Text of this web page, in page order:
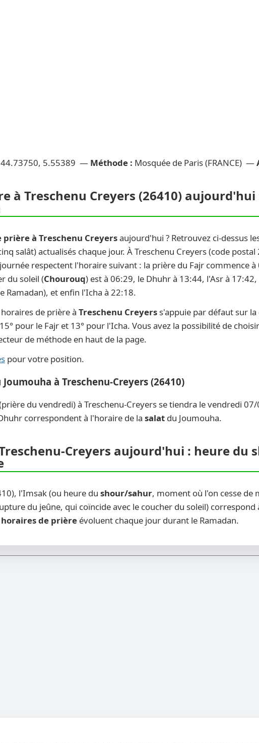
44.73750, 5.55389 — Méthode : Mosquée de Paris (FRANCE) —
à Treschenu Creyers (26410) aujourd'hui
prière à Treschenu Creyersaujourd'hui ? Retrouvez ci-dessus
salât) actualisés chaque jour. À Treschenu Creyers (code
respectent l'horaire suivant : la prière du Fajr commence
du soleil (Chourouq) est à 06:29, le Dhuhr à 13:44, l'Asr à
Ramadan), et enfin l'Icha à 22:18.
de prière à Treschenu Creyers s'appuie par défaut sur
pour le Fajr et 13° pour l'Icha. Vous avez la possibilité de
de méthode en haut de la page.
pour votre position.
à Treschenu-Creyers (26410)
du vendredi) à Treschenu-Creyers se tiendra le vendredi
correspondent à l'horaire de la salat du Joumouha.
Creyers aujourd'hui : heure du
l'Imsak (ou heure du shour/sahur, moment où l'on cesse de
du jeûne, qui coïncide avec le coucher du soleil) correspond
horaires de prière évoluent chaque jour durant le Ramadan.